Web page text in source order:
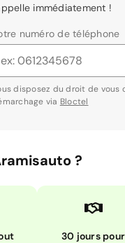
immédiatement !
numéro de téléphone
disposez du droit de vous
via Bloctel
?
30 jours pour